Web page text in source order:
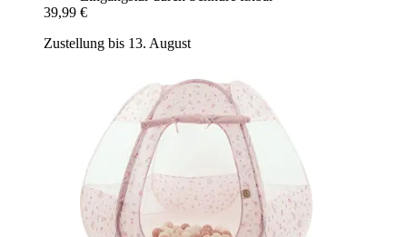
39,99 €
Zustellung bis 13. August